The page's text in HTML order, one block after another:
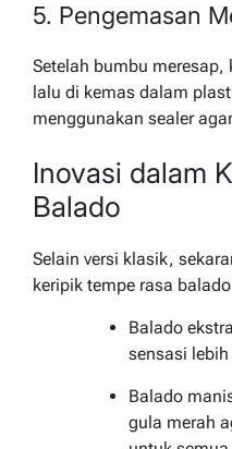
5. Pengemasan
Setelah bumbu
lalu di kemas dalam
menggunakan sealer
Inovasi dalam
Balado
Selain versi klasik,
keripik tempe rasa
Balado
sensasi
Balado
gula merah